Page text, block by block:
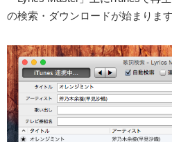
の検索・ダウンロードが始まります